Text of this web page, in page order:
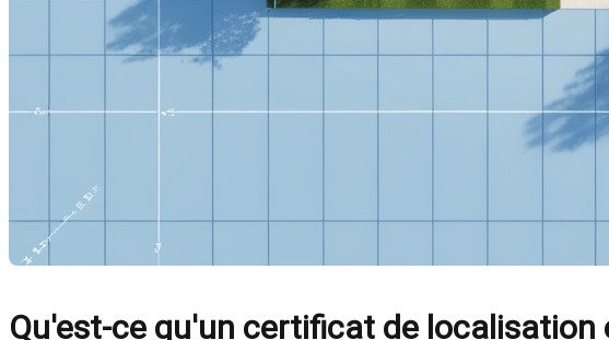
Qu'est-ce qu'un certificat de localisation